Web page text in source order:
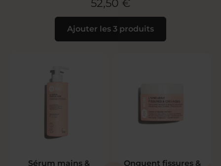
52,50 €
Ajouter les 3 produits
Sérum mains &
Onguent fissures &